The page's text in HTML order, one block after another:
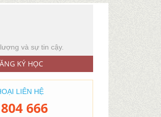
và sự tin cậy.
KÝ HỌC
LIÊN HỆ
666